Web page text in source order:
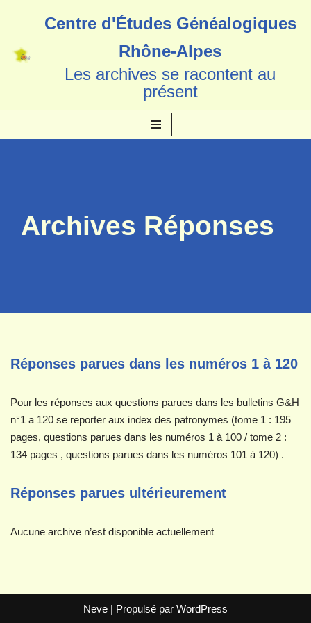
au
Centre d'Études Généalogiques
Rhône-Alpes
Les archives se racontent au
présent
Archives Réponses
Réponses parues dans les numéros 1 à 120
Pour les réponses aux questions parues dans les bulletins G&H
n°1 a 120 se reporter aux index des patronymes (tome 1 : 195
pages, questions parues dans les numéros 1 à 100 / tome 2 :
134 pages , questions parues dans les numéros 101 à 120) .
Réponses parues ultérieurement
Aucune archive n’est disponible actuellement
Neve | Propulsé par WordPress